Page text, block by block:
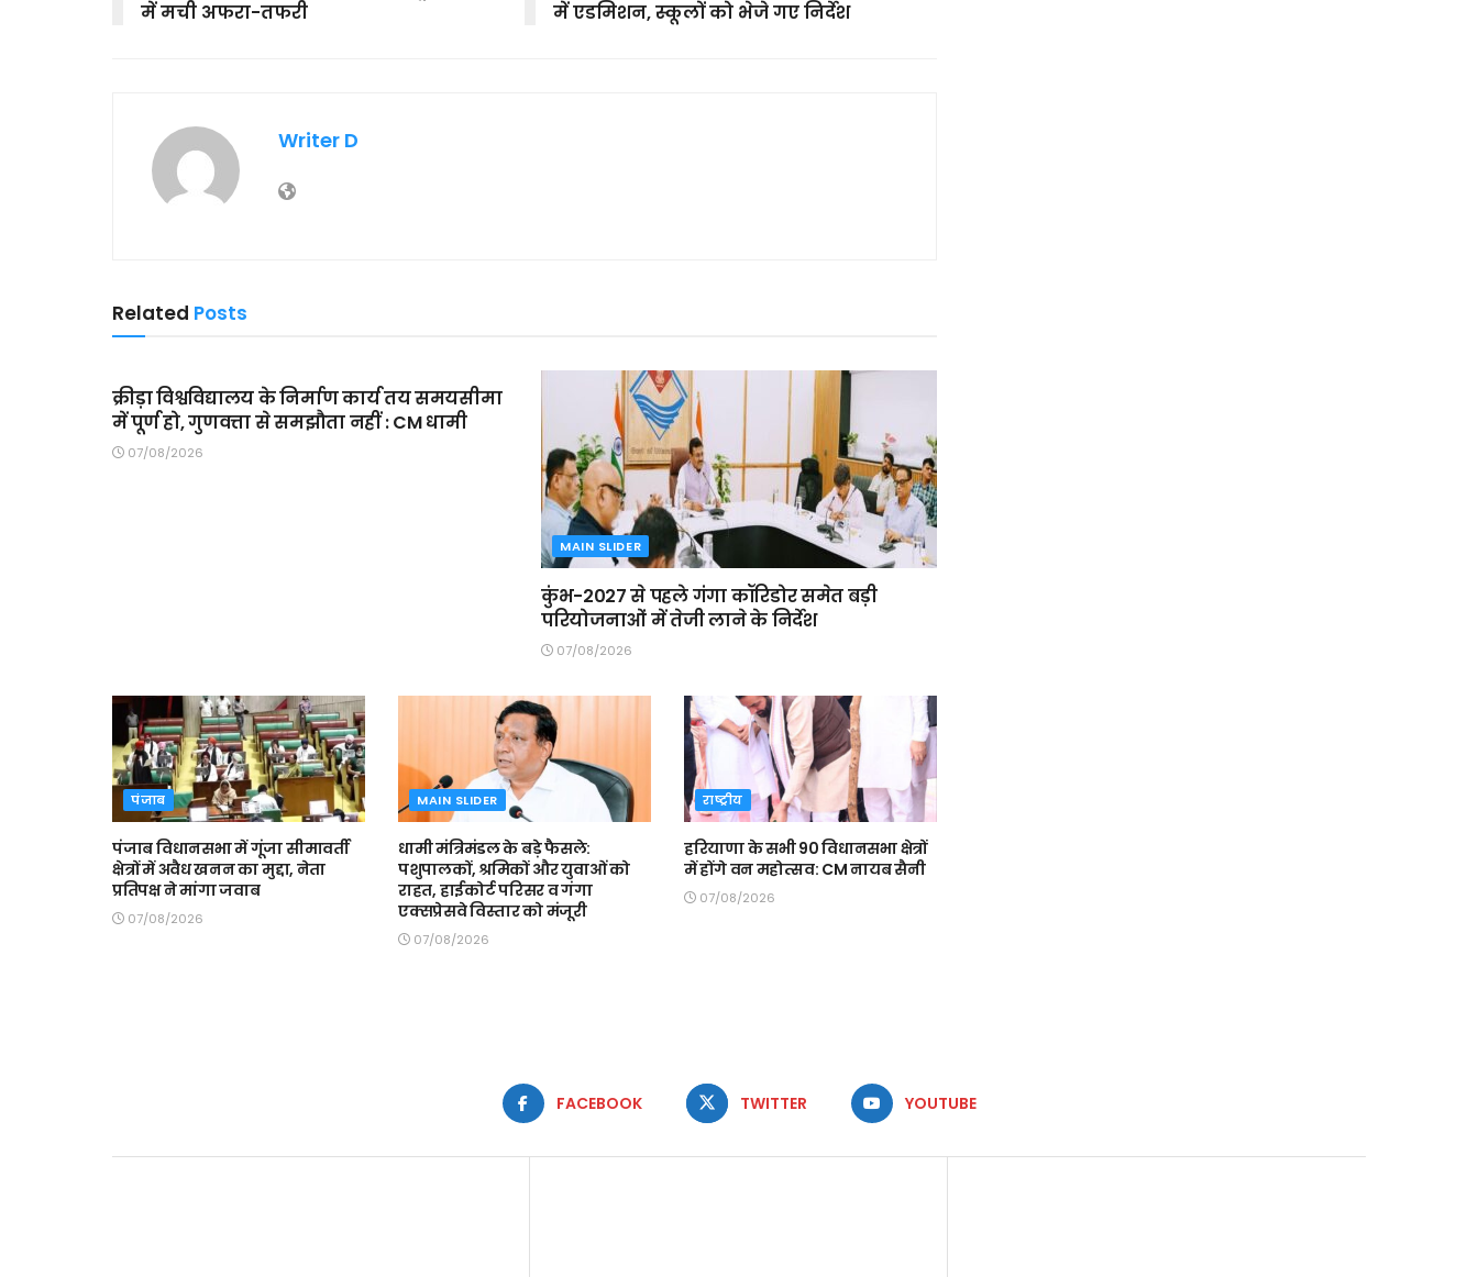
में मची अफरा-तफरी
में एडमिशन, स्कूलों को भेजे गए निर्देश
Writer D
Related Posts
क्रीड़ा विश्वविद्यालय के निर्माण कार्य तय समयसीमा
में पूर्ण हो, गुणवत्ता से समझौता नहीं : CM धामी
07/08/2026
MAIN SLIDER
कुंभ-2027 से पहले गंगा कॉरिडोर समेत बड़ी
परियोजनाओं में तेजी लाने के निर्देश
07/08/2026
पंजाब
पंजाब विधानसभा में गूंजा सीमावर्ती
क्षेत्रों में अवैध खनन का मुद्दा, नेता
प्रतिपक्ष ने मांगा जवाब
07/08/2026
MAIN SLIDER
धामी मंत्रिमंडल के बड़े फैसले:
पशुपालकों, श्रमिकों और युवाओं को
राहत, हाईकोर्ट परिसर व गंगा
एक्सप्रेसवे विस्तार को मंजूरी
07/08/2026
राष्ट्रीय
हरियाणा के सभी 90 विधानसभा क्षेत्रों
में होंगे वन महोत्सव: CM नायब सैनी
07/08/2026
FACEBOOK TWITTER YOUTUBE